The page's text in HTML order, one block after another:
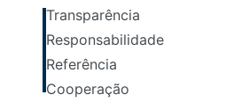
Transparência
Responsabilidade
Referência
Cooperação